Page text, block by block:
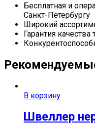
Бесплатная и
Санкт-Петербургу
Широкий
Гарантия
В корзину
Швеллер